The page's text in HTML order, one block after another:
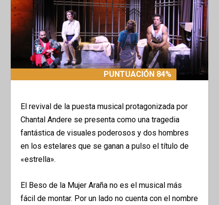
PUNTUACIÓN 84%
PUNTUACIÓN 84%
El revival de la puesta musical protagonizada por
Chantal Andere se presenta como una tragedia
fantástica de visuales poderosos y dos hombres
en los estelares que se ganan a pulso el título de
«estrella».
El Beso de la Mujer Araña no es el musical más
fácil de montar. Por un lado no cuenta con el nombre